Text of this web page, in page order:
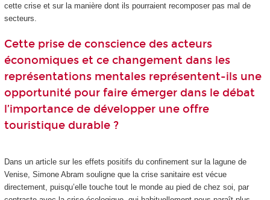
cette crise et sur la manière dont ils pourraient recomposer pas mal de
secteurs.
Cette prise de conscience des acteurs
économiques et ce changement dans les
représentations mentales représentent-ils une
opportunité pour faire émerger dans le débat
l’importance de développer une offre
touristique durable ?
Dans un article sur les effets positifs du confinement sur la lagune de
Venise, Simone Abram souligne que la crise sanitaire est vécue
directement, puisqu’elle touche tout le monde au pied de chez soi, par